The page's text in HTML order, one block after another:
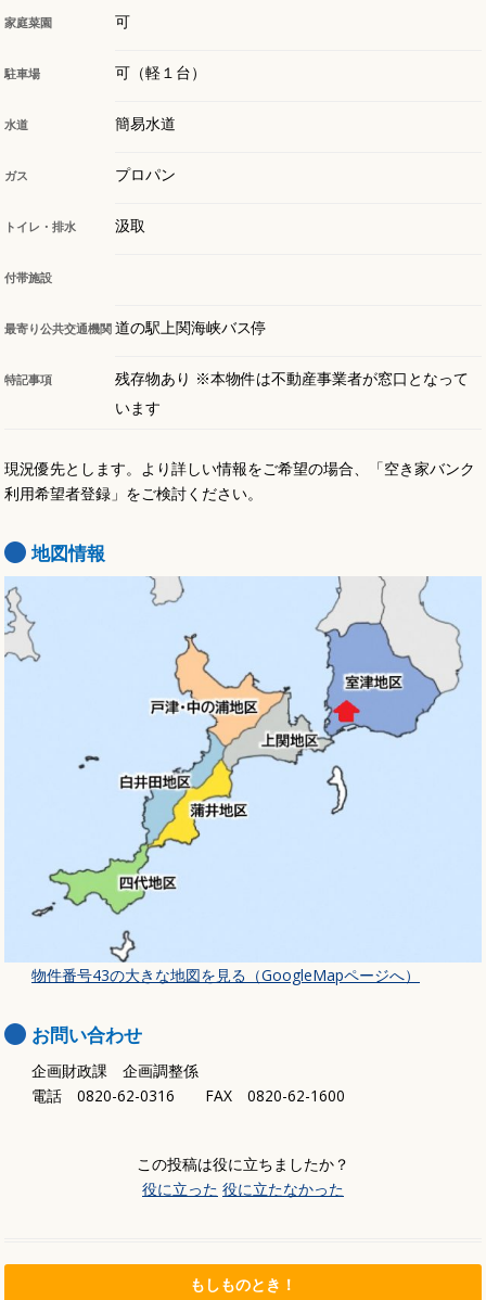
家庭菜園 可
駐車場 可（軽１台）
水道 簡易水道
ガス プロパン
トイレ・排水 汲取
付帯施設
最寄り公共交通機関 道の駅上関海峡バス停
特記事項
残存物あり ※本物件は不動産事業者が窓口となって
います
現況優先とします。より詳しい情報をご希望の場合、「空き家バンク
利用希望者登録」をご検討ください。
地図情報
物件番号43の大きな地図を見る（GoogleMapページへ）
お問い合わせ
企画財政課 企画調整係
電話 0820-62-0316 FAX 0820-62-1600
この投稿は役に立ちましたか？
役に立った 役に立たなかった
もしものとき！